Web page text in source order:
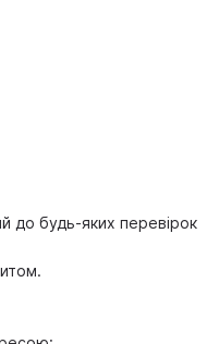
до будь-яких перевірок